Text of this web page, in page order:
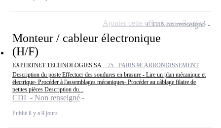
Monteur / cableur électronique
(H/F)
EXPERTNET TECHNOLOGIES SA - 75 - PARIS 9E ARRONDISSEMENT
Description du poste Effectuer des soudures en brasure - Lire un plan mécanique et
électrique- Procéder à l'assemblages mécaniques- Procéder au câblage filaire de
petites pièces Description du...
CDI - Non renseigné
Publié il y a 9 jours
CDINon renseigné
Ajouter cette offre à ma sélection